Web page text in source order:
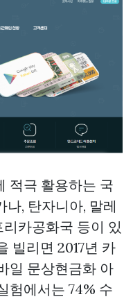
적극 활용하는 국
나, 탄자니아, 말레
카공화국 등이 있
빌리면 2017년 카
일 문상현금화 아
험에서는 74% 수